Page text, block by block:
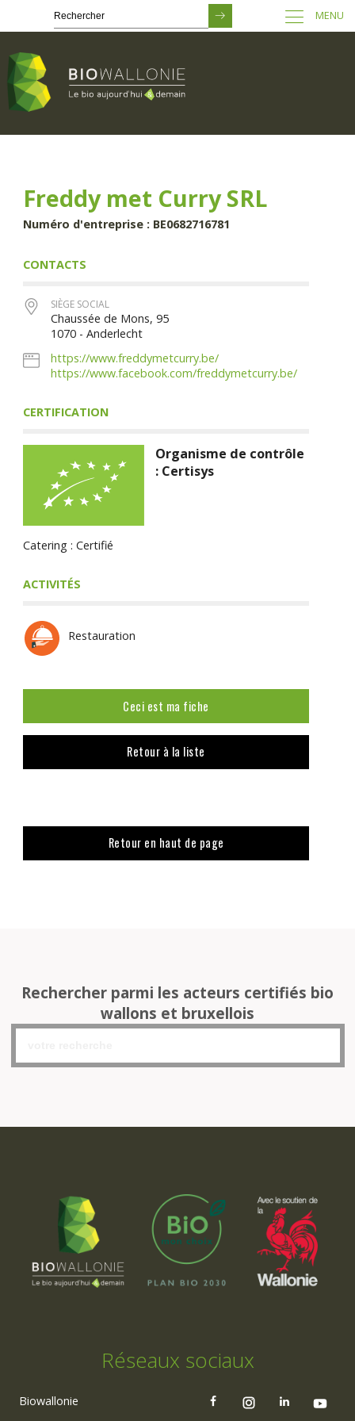
principal
MENU
Freddy met Curry SRL
Numéro d'entreprise : BE0682716781
CONTACTS
SIÈGE SOCIAL
Chaussée de Mons, 95
1070 - Anderlecht
https://www.freddymetcurry.be/
https://www.facebook.com/freddymetcurry.be/
CERTIFICATION
Organisme de contrôle
: Certisys
Catering : Certifié
ACTIVITÉS
Restauration
Ceci est ma fiche
Retour à la liste
Retour en haut de page
Rechercher parmi les acteurs certifiés bio
wallons et bruxellois
Réseaux sociaux
Biowallonie